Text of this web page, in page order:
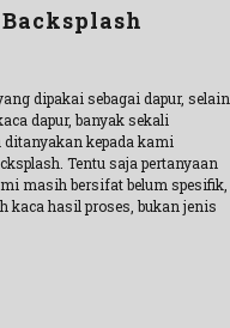
dipakai sebagai dapur, selain
dapur, banyak sekali
kepada kami
Tentu saja pertanyaan
masih bersifat belum spesifik,
kaca hasil proses, bukan jenis